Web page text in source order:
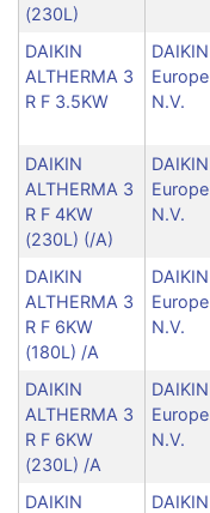
(230L)
DAIKIN
ALTHERMA 3
R F 3.5KW
DAIKIN
Europe
N.V.
DAIKIN
ALTHERMA 3
R F 4KW
(230L) (/A)
DAIKIN
Europe
N.V.
DAIKIN
ALTHERMA 3
R F 6KW
(180L) /A
DAIKIN
Europe
N.V.
DAIKIN
ALTHERMA 3
R F 6KW
(230L) /A
DAIKIN
Europe
N.V.
DAIKIN
DAIKIN